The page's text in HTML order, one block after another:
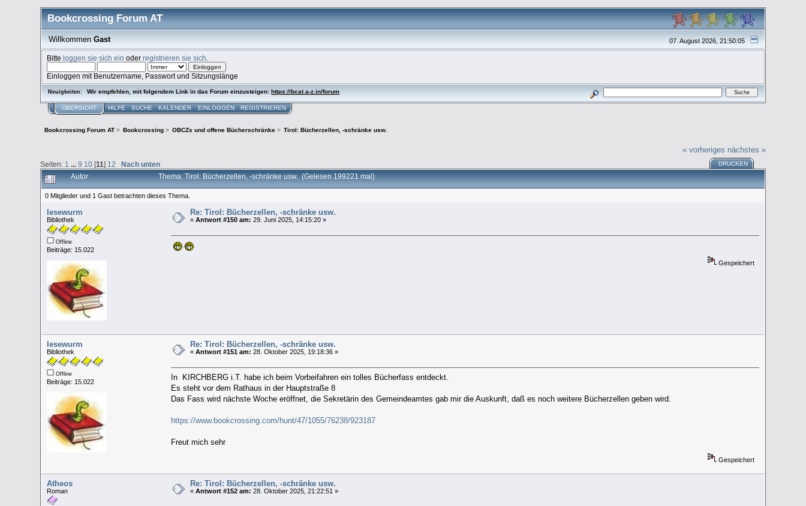
Bookcrossing Forum AT
07. August 2026, 21:50:05
Willkommen Gast
Bitteloggen sie sich ein oderregistrieren sie sich
Einloggen mit Benutzername, Passwort und Sitzungslänge
Neuigkeiten: Wir empfehlen, mit folgendem Link in das Forum einzusteigen:https://bcat.a-z.in/forum
ÜBERSICHT HILFE SUCHE KALENDER EINLOGGEN REGISTRIEREN
Bookcrossing Forum AT> Bookcrossing> OBCZs und offene Bücherschränke> Tirol: Bücherzellen, -schränke usw.
« vorheriges nächstes »
Seiten: 1 ...9 10 [11] 12 Nach unten DRUCKEN
Autor Thema: Tirol: Bücherzellen, -schränke usw. (Gelesen 199221 mal)
0 Mitglieder und 1 Gast betrachten dieses Thema.
lesewurm
Bibliothek
Offline
Beiträge: 15.022
Re: Tirol: Bücherzellen, -schränke usw.
«Antwort #150 am: 29. Juni 2025, 14:15:20 »
Gespeichert
lesewurm
Bibliothek
Offline
Beiträge: 15.022
Re: Tirol: Bücherzellen, -schränke usw.
«Antwort #151 am: 28. Oktober 2025, 19:18:36 »
In KIRCHBERG i.T. habe ich beim Vorbeifahren ein tolles Bücherfass entdeckt.
Es steht vor dem Rathaus in der Hauptstraße 8
Das Fass wird nächste Woche eröffnet, die Sekretärin des Gemeindeamtes gab mir die Auskunft, daß es noch weitere Bücherzellen geben wird.
https://www.bookcrossing.com/hunt/47/1055/76238/923187
Freut mich sehr
Gespeichert
Atheos
Roman
Re: Tirol: Bücherzellen, -schränke usw.
«Antwort #152 am: 28. Oktober 2025, 21:22:51 »